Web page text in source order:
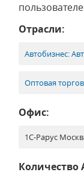
Отрасли:
Автобизнес:
Оптовая
Офис:
1С-Рарус
Количество